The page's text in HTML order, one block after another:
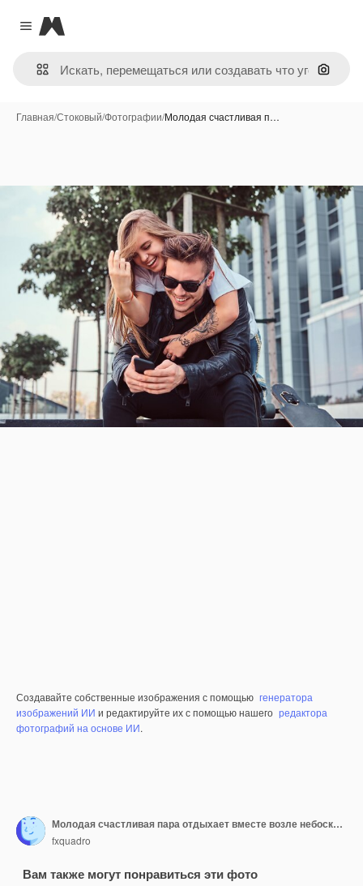
Close menu
Magnific
Поиск
Главная/Стоковый/Фотографии/Молодая счастливая п…
Создавайте собственные изображения с помощью генератора
изображений ИИ и редактируйте их с помощью нашего редактора
фотографий на основе ИИ.
Молодая счастливая пара отдыхает вместе возле небоскреба - красивая девушка обнимает своего парня, пока он пользуется смартфоном.
fxquadro
Вам также могут понравиться эти фото